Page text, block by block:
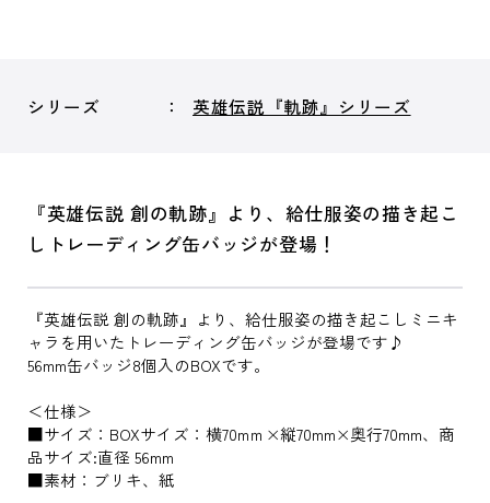
シリーズ 英雄伝説『軌跡』シリーズ
『英雄伝説 創の軌跡』より、給仕服姿の描き起こ
しトレーディング缶バッジが登場！
『英雄伝説 創の軌跡』より、給仕服姿の描き起こしミニキ
ャラを用いたトレーディング缶バッジが登場です♪
56mm缶バッジ8個入のBOXです。
＜仕様＞
■サイズ：BOXサイズ：横70mｍ×縦70mm×奥行70mm、商
品サイズ:直径 56mm
■素材：ブリキ、紙